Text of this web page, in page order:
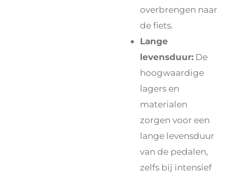
overbrengen naar
de fiets.
Lange
levensduur: De
hoogwaardige
lagers en
materialen
zorgen voor een
lange levensduur
van de pedalen,
zelfs bij intensief